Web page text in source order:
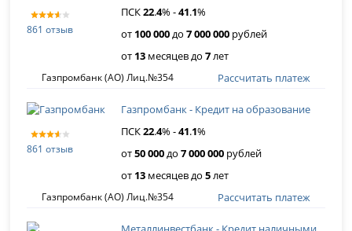
861 отзыв
ПСК22.4% -41.1%
от 100 000до7 000 000 рублей
от 13 месяцев до7лет
Газпромбанк (АО) Лиц.№354 Рассчитать платеж
861 отзыв
Газпромбанк - Кредит на образование
ПСК22.4% -41.1%
от50 000до7 000 000 рублей
от 13 месяцев до5лет
Газпромбанк (АО) Лиц.№354 Рассчитать платеж